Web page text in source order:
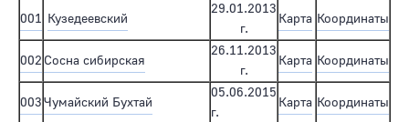
001 Кузедеевский
29.01.2013
г.
Карта Координаты
002 Сосна сибирская
26.11.2013
г.
Карта Координаты
003Чумайский Бухтай
05.06.2015
г.
Карта Координаты